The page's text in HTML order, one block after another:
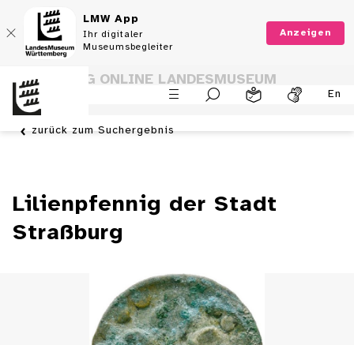
LMW App
Ihr digitaler
Museumsbegleiter
Anzeigen
En
SAMMLUNG ONLINE LANDESMUSEUM
WÜRTTEMBERG
zurück zum Suchergebnis
Lilienpfennig der Stadt
Straßburg